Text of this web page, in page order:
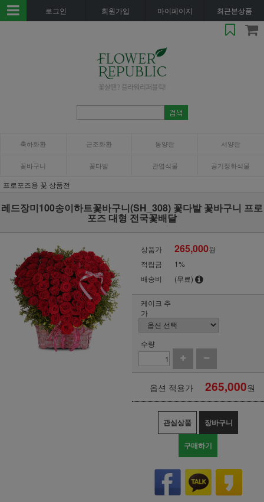
로그인 회원가입 마이페이지 최근본상품
축하화환 근조화환 동양란 서양란
꽃바구니 꽃다발 관엽식물 공기정화식물
프로포즈용 꽃 상품전
레드장미100송이하트꽃바구니(SH_308) 꽃다발 꽃바구니 프로
포즈 대형 전국꽃배달
상품가 265,000원
적립금
1%
배송비
(무료)
케이크 추
가
수량
옵션 적용가 265,000원
관심상품 장바구니
구매하기